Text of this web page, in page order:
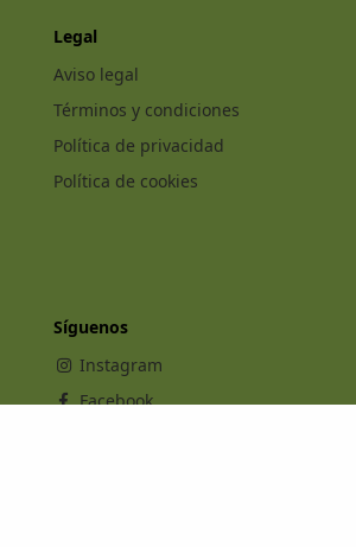
Legal
Aviso legal
Términos y condiciones
Política de privacidad
Política de cookies
Síguenos
Instagram
Facebook